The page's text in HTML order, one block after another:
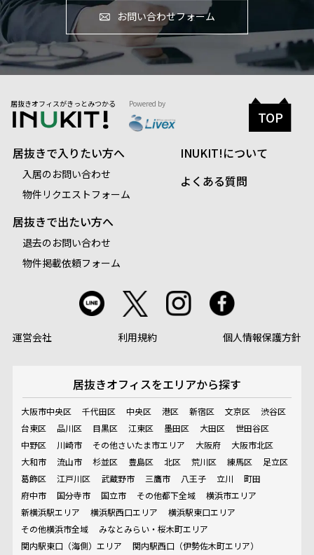
お問い合わせフォーム
居抜きオフィスがきっとみつかる Powered by
居抜きで入りたい方へ
入居のお問い合わせ
物件リクエストフォーム
居抜きで出たい方へ
退去のお問い合わせ
物件掲載依頼フォーム
INUKIT!について
よくある質問
運営会社 利用規約 個人情報保護方針
居抜きオフィスをエリアから探す
大阪市中央区 千代田区 中央区 港区 新宿区 文京区
渋谷区
台東区
品川区 目黒区 江東区 墨田区 大田区
世田谷区
中野区
川崎市 その他さいたま市エリア 大阪府
大阪市北区
大和市
流山市 杉並区 豊島区 北区 荒川区 練馬区
足立区
葛飾区
江戸川区 武蔵野市 三鷹市 八王子 立川
町田
府中市
国分寺市 国立市 その他都下全域
横浜市エリア
新横浜駅エリア
横浜駅西口エリア
横浜駅東口エリア
その他横浜市全域
みなとみらい・桜木町エリア
関内駅東口（海側）エリア
関内駅西口（伊勢佐木町エリア）
TOP